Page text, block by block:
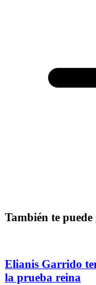
También te
Elianis Garrido
la prueba reina